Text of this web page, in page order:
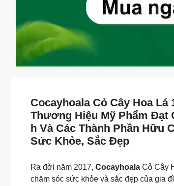
Cocayhoala Cỏ Cây Hoa Lá
Thương Hiệu Mỹ Phẩm Đạt
H Và Các Thành Phần Hữu
Sức Khỏe, Sắc Đẹp
Ra đời năm 2017, Cocayhoala Cỏ Cây
chăm sóc sức khỏe và sắc đẹp của gia